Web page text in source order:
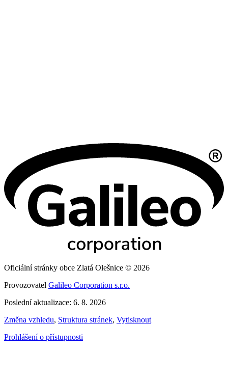
Oficiální stránky obce Zlatá Olešnice © 2026
Provozovatel Galileo Corporation s.r.o.
Poslední aktualizace: 6. 8. 2026
Změna vzhledu, Struktura stránek, Vytisknout
Prohlášení o přístupnosti